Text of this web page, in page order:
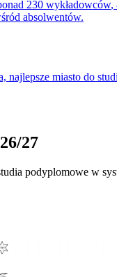
230 wykładowców,
absolwentów.
najlepsze miasto do
27
podyplomowe w